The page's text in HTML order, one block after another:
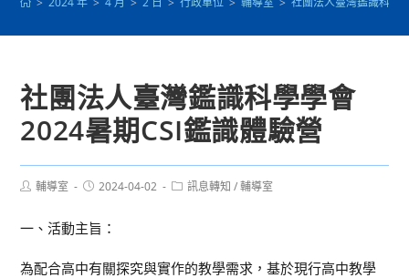
社團法人臺灣鑑識科學學會
2024暑期CSI鑑識體驗營
Post輔導室
Post2024-04-02
Post訊息轉知 / 輔導室
一、活動主旨：
為配合高中有關探究與實作的教學需求，基於現行高中教學